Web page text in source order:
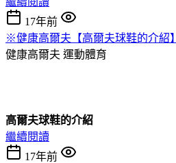
17年前
※健康高爾夫【高爾夫球鞋的介紹】
健康高爾夫 運動體育
高爾夫球鞋的介紹
繼續閱讀
17年前